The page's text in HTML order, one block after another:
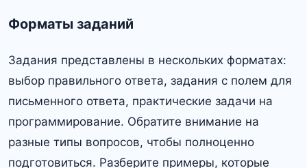
Форматы заданий
Задания представлены в нескольких форматах:
выбор правильного ответа, задания с полем для
письменного ответа, практические задачи на
программирование. Обратите внимание на
разные типы вопросов, чтобы полноценно
подготовиться. Разберите примеры, которые